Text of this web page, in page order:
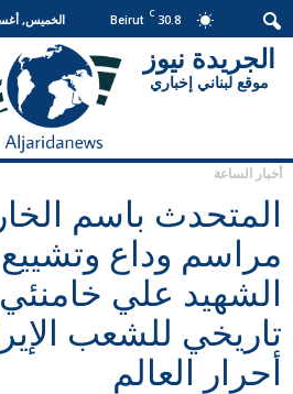
30.8
C
Beirut الخميس,
الجريدة
نيوز
الجريدة نيوز
موقع لبناني إخباري
أخبار الساعة
المتحدث باسم
مراسم وداع
الشهيد علي
تاريخي للشعب
أحرار العالم